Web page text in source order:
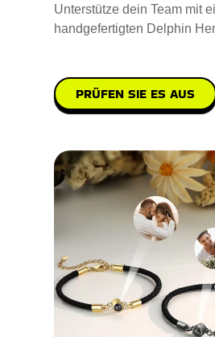
Unterstütze dein Team mit
handgefertigten Delphin
PRÜFEN SIE ES AUS